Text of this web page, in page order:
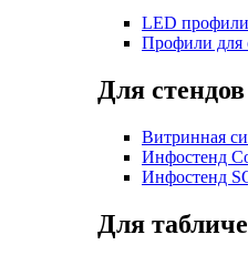
LED профили
Профили для
Для
Витринная
Инфостенд
Инфостенд
Для